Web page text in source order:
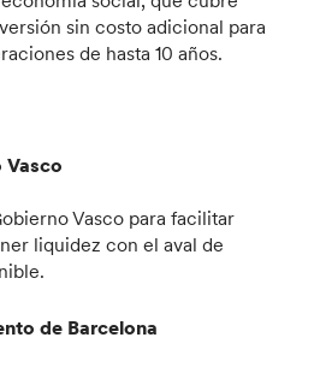
sin costo adicional para
de hasta 10 años.
Vasco
Vasco para facilitar
liquidez con el aval de
de Barcelona